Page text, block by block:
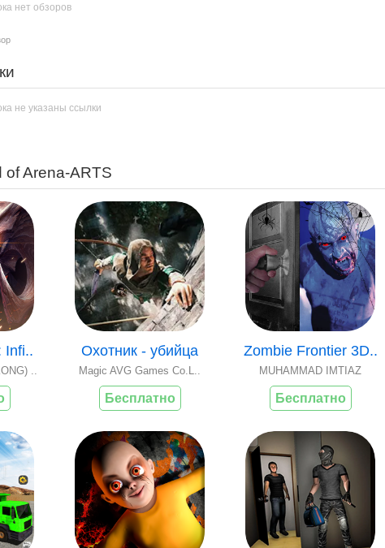
нет обзоров
не указаны ссылки
of Arena-ARTS
Infi..
..
Охотник - убийца
Magic AVG Games Co.L..
Бесплатно
Zombie Frontier 3D..
MUHAMMAD IMTIAZ
Бесплатно